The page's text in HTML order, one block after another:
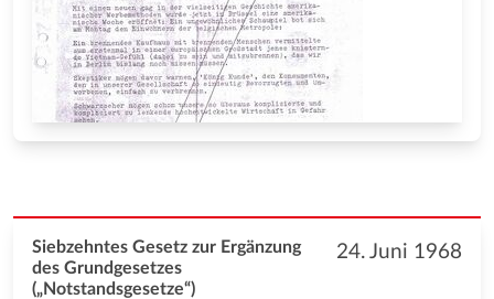
24. Juni 1968
Siebzehntes Gesetz zur Ergänzung
des Grundgesetzes
(„Notstandsgesetze“)